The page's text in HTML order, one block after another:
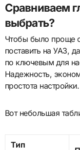
Сравниваем
выбрать?
Чтобы было проще
поставить на УАЗ,
по ключевым для
Надежность,
простота настройки.
Вот небольшая
Тип